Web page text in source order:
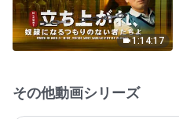
1:14:17
その他動画シリーズ